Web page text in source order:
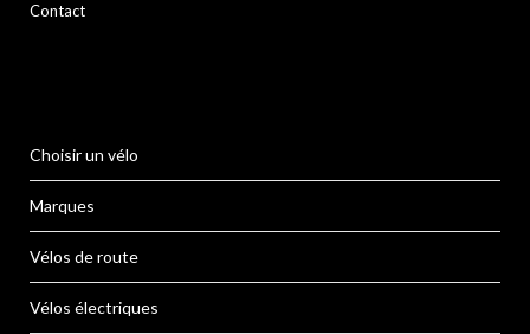
Contact
Choisir un vélo
Marques
Vélos de route
Vélos électriques